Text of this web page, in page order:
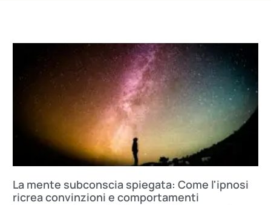
La mente subconscia spiegata: Come l'ipnosi
ricrea convinzioni e comportamenti